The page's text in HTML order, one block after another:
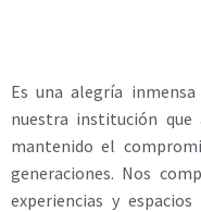
Es una alegría
nuestra institución
mantenido el
generaciones. Nos
experiencias y